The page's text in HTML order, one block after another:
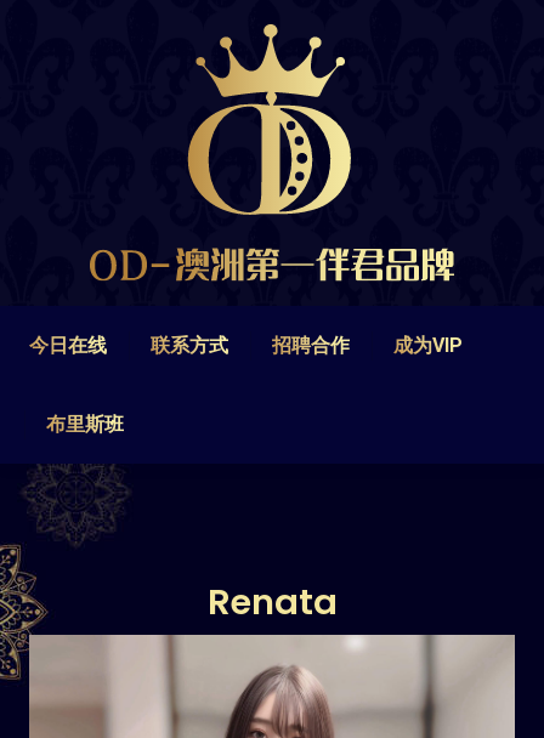
今日在线 联系方式 招聘合作 成为VIP
布里斯班
Renata
联系方式 招聘合作
布里斯班